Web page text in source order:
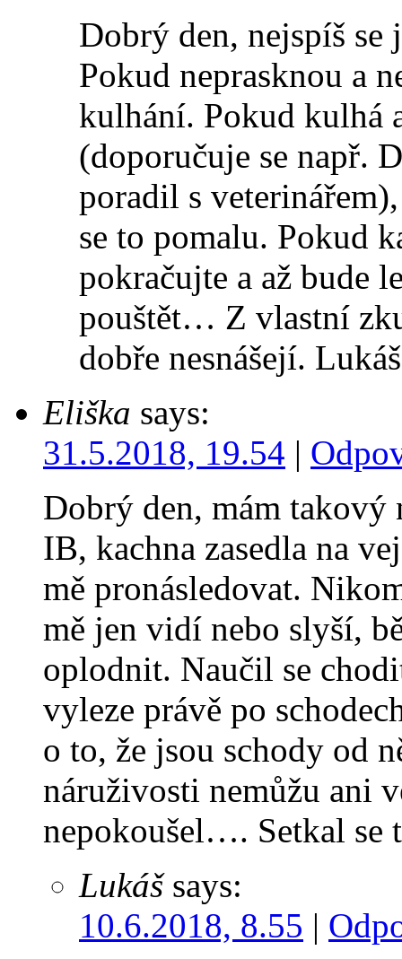
Dobrý den, nejspíš
Pokud neprasknou a
kulhání. Pokud kulhá
(doporučuje se např.
poradil s
se to pomalu. Pokud
pokračujte a až bude
pouštět… Z vlastní
dobře nesnášejí. Lukáš
Eliška says:
31.5.2018, 19.54 |
Dobrý den, mám
IB, kachna zasedla na
mě pronásledovat.
mě jen vidí nebo slyší,
oplodnit. Naučil se
vyleze právě po
o to, že jsou schody od
náruživosti nemůžu ani
nepokoušel…. Setkal se
Lukáš says:
10.6.2018, 8.55 |